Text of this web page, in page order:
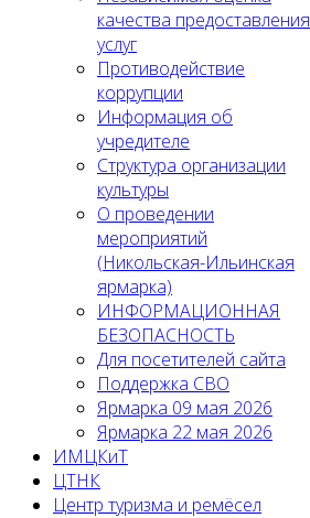
качества предоставления
услуг
Противодействие
коррупции
Информация об
учредителе
Структура организации
культуры
О проведении
мероприятий
(Никольская-Ильинская
ярмарка)
ИНФОРМАЦИОННАЯ
БЕЗОПАСНОСТЬ
Для посетителей сайта
Поддержка СВО
Ярмарка 09 мая 2026
Ярмарка 22 мая 2026
ИМЦКиТ
ЦТНК
Центр туризма и ремёсел